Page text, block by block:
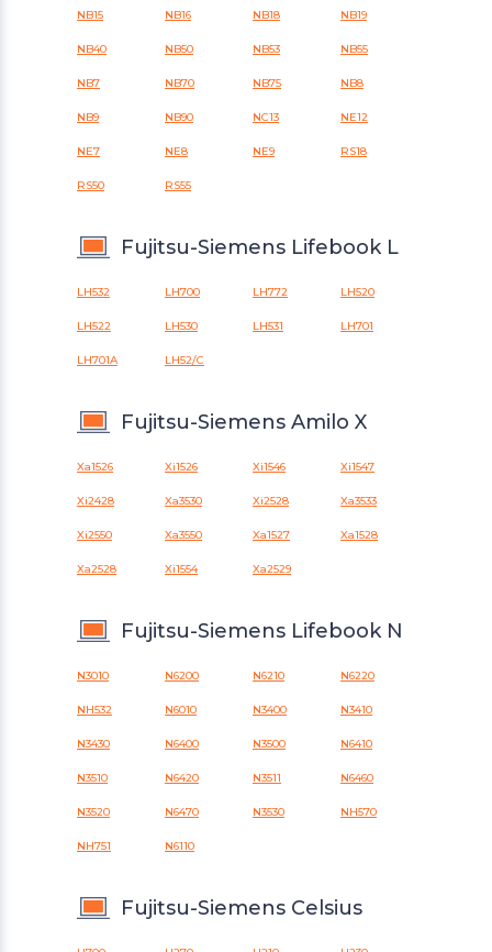
NB15 NB16 NB18 NB19
NB40 NB50 NB53 NB55
NB7 NB70 NB75 NB8
NB9 NB90 NC13 NE12
NE7 NE8 NE9 RS18
RS50 RS55
Fujitsu-Siemens Lifebook L
LH532 LH700 LH772 LH520
LH522 LH530 LH531 LH701
LH701A LH52/C
Fujitsu-Siemens Amilo X
Xa1526 Xi1526 Xi1546 Xi1547
Xi2428 Xa3530 Xi2528 Xa3533
Xi2550 Xa3550 Xa1527 Xa1528
Xa2528 Xi1554 Xa2529
Fujitsu-Siemens Lifebook N
N3010 N6200 N6210 N6220
NH532 N6010 N3400 N3410
N3430 N6400 N3500 N6410
N3510 N6420 N3511 N6460
N3520 N6470 N3530 NH570
NH751 N6110
Fujitsu-Siemens Celsius